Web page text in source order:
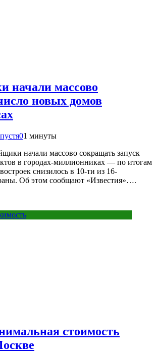
начали массово
новых домов
01 минуты
начали массово сокращать запуск
в городах-миллионниках — по итогам
снизилось в 10-ти из 16-
Об этом сообщают «Известия»….
стоимость